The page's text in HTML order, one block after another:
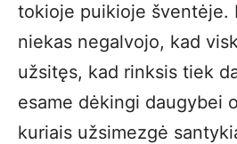
tokioje puikioje šventėje.
niekas negalvojo, kad
užsitęs, kad rinksis tiek
esame dėkingi daugybei
kuriais užsimezgė